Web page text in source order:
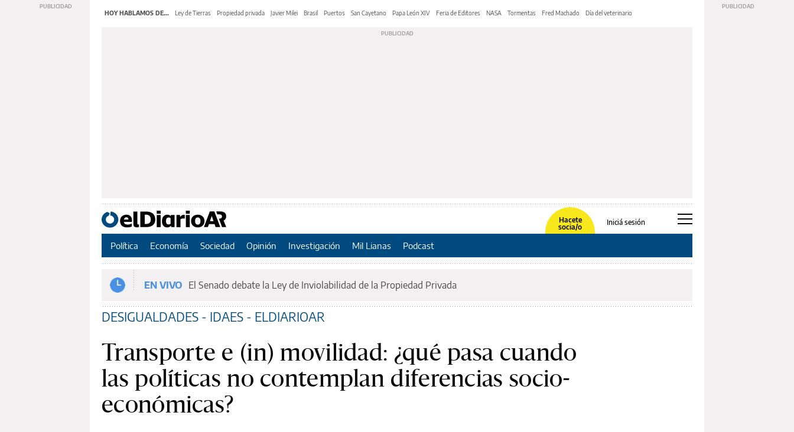
HOY HABLAMOS DE... Ley de Tierras Propiedad privada Javier Milei Brasil Puertos San Cayetano Papa León XIV Feria de Editores NASA Tormentas Fred Machado Día del veterinario
Hacete
socia/o
Iniciá sesión
Política Economía Sociedad Opinión Investigación Mil Lianas Podcast
EN VIVO El Senado debate la Ley de Inviolabilidad de la Propiedad Privada
DESIGUALDADES - IDAES - ELDIARIOAR
Transporte e (in) movilidad: ¿qué pasa cuando
las políticas no contemplan diferencias socio-
económicas?